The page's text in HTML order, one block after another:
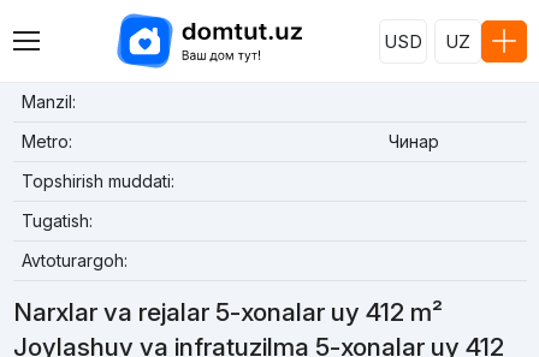
USD UZ
Manzil:
Metro:
Чинар
Topshirish muddati:
Tugatish:
Avtoturargoh:
Narxlar va rejalar 5-xonalar uy 412 m²
Joylashuv va infratuzilma 5-xonalar uy 412